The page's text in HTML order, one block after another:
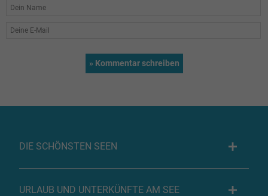
DIE SCHÖNSTEN SEEN
URLAUB UND UNTERKÜNFTE AM SEE